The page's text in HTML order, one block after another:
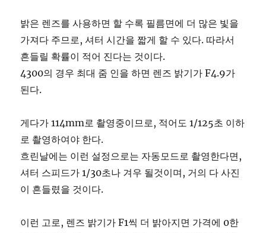
밝은 렌즈를 사용하면 할 수록 필름면에 더 많은 빛을
가져다 주므로, 셔터 시간을 짧게 할 수 있다. 따라서
흔들릴 확률이 적어 진다는 것이다.
4300의 경우 최대 줌 인을 하면 렌즈 밝기가 F4.9가
된다.
게다가 114mm로 촬영중이므로, 적어도 1/125초 이하
로 촬영하여야 한다.
흐린날에는 이런 설정으로는 자동모드로 촬영한다면,
셔터 스피드가 1/30초나 겨우 될것이며, 거의 다 사진
이 흔들렸을 것이다.
이런 고로, 렌즈 밝기가 F1씩 더 밝아지면 가격에 0한